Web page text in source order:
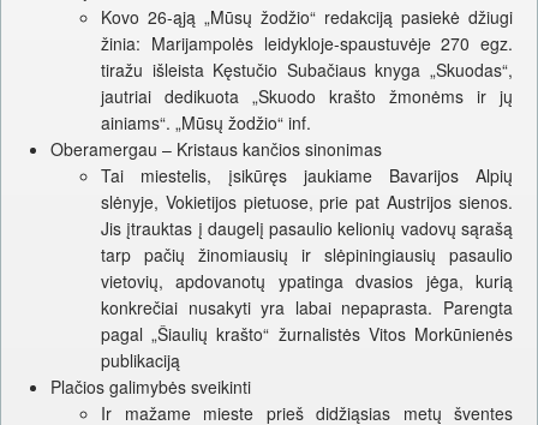
Kovo 26-ąją „Mūsų žodžio“ redakciją pasiekė džiugi
žinia: Marijampolės leidykloje-spaustuvėje 270 egz.
tiražu išleista Kęstučio Subačiaus knyga „Skuodas“,
jautriai dedikuota „Skuodo krašto žmonėms ir jų
ainiams“. „Mūsų žodžio“ inf.
Oberamergau – Kristaus kančios sinonimas
Tai miestelis, įsikūręs jaukiame Bavarijos Alpių
slėnyje, Vokietijos pietuose, prie pat Austrijos sienos.
Jis įtrauktas į daugelį pasaulio kelionių vadovų sąrašą
tarp pačių žinomiausių ir slėpiningiausių pasaulio
vietovių, apdovanotų ypatinga dvasios jėga, kurią
konkrečiai nusakyti yra labai nepaprasta. Parengta
pagal „Šiaulių krašto“ žurnalistės Vitos Morkūnienės
publikaciją
Plačios galimybės sveikinti
Ir mažame mieste prieš didžiąsias metų šventes